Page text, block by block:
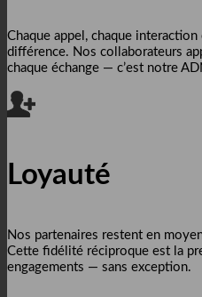
Chaque appel, chaque
différence. Nos collaborateurs
chaque échange — c’est notre
Loyauté
Nos partenaires restent en
Cette fidélité réciproque est la
engagements — sans exception.